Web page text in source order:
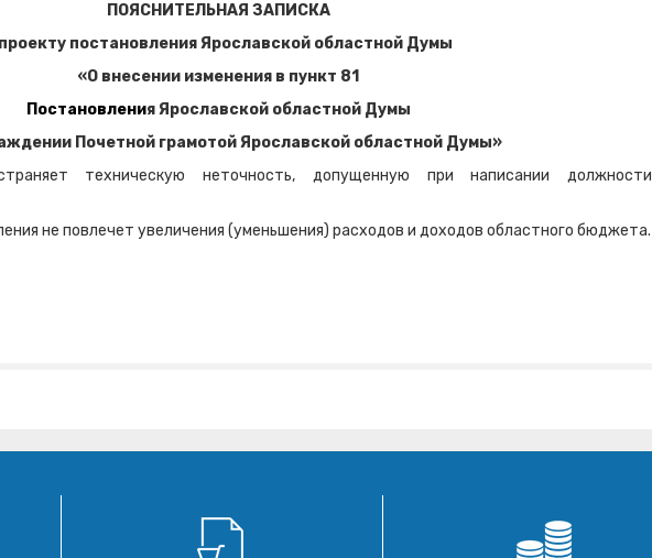
ПОЯСНИТЕЛЬНАЯ ЗАПИСКА
постановления Ярославской областной Думы
«О внесении изменения в пункт 81
Постановления Ярославской областной Думы
Почетной грамотой Ярославской областной Думы»
техническую неточность, допущенную при написании должности
не повлечет увеличения (уменьшения) расходов и доходов областного бюджета.